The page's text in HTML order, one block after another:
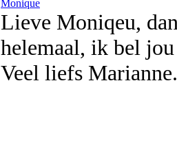
Monique
Lieve Moniqeu,
helemaal, ik bel
Veel liefs Marianne.